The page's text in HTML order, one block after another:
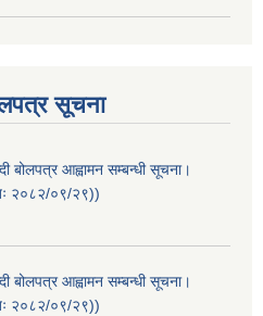
सूचना
बोलपत्र आह्वामन सम्बन्धी सूचना।
२०८२/०९/२९))
बोलपत्र आह्वामन सम्बन्धी सूचना।
२०८२/०९/२९))